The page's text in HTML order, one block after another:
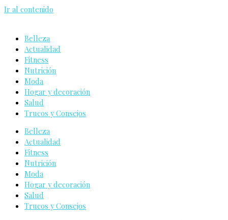
Ir al contenido
Belleza
Actualidad
Fitness
Nutrición
Moda
Hogar y decoración
Salud
Trucos y Consejos
Belleza
Actualidad
Fitness
Nutrición
Moda
Hogar y decoración
Salud
Trucos y Consejos